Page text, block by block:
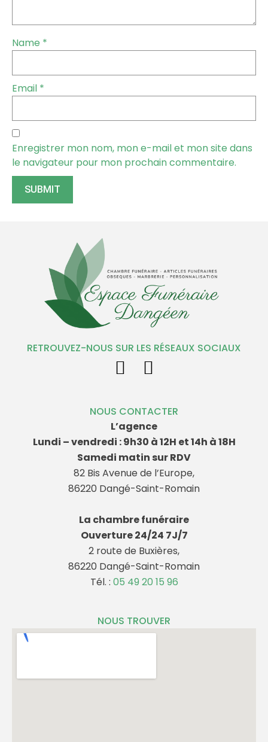
Name *
Email *
Enregistrer mon nom, mon e-mail et mon site dans
le navigateur pour mon prochain commentaire.
RETROUVEZ-NOUS SUR LES RÉSEAUX SOCIAUX
NOUS CONTACTER
L’agence
Lundi – vendredi : 9h30 à 12H et 14h à 18H
Samedi matin sur RDV
82 Bis Avenue de l’Europe,
86220 Dangé-Saint-Romain
La chambre funéraire
Ouverture 24/24 7J/7
2 route de Buxières,
86220 Dangé-Saint-Romain
Tél. : 05 49 20 15 96
NOUS TROUVER